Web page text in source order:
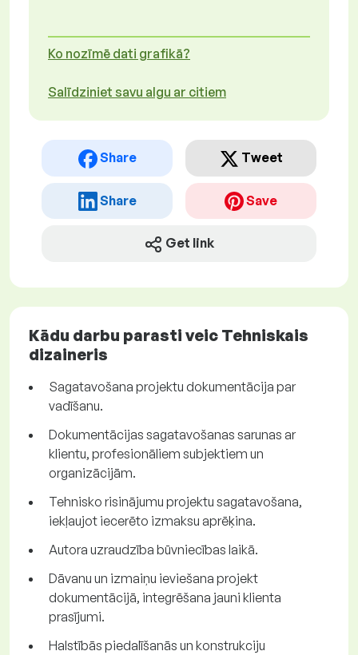
Ko nozīmē dati grafikā?
Salīdziniet savu algu ar citiem
Share Tweet
Share Save
Get link
Kādu darbu parasti veic Tehniskais
dizaineris
Sagatavošana projektu dokumentācija par
vadīšanu.
Dokumentācijas sagatavošanas sarunas ar
klientu, profesionāliem subjektiem un
organizācijām.
Tehnisko risinājumu projektu sagatavošana,
iekļaujot iecerēto izmaksu aprēķina.
Autora uzraudzība būvniecības laikā.
Dāvanu un izmaiņu ieviešana projekt
dokumentācijā, integrēšana jauni klienta
prasījumi.
Halstībās piedalīšanās un konstrukciju